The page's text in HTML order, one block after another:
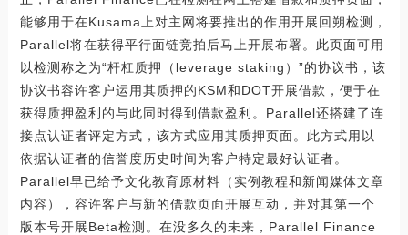
能够用于在Kusama上对主网将要推出的作用开展回朔检测，
Parallel将在获得平行面链竞拍后马上开展布署。此页面可用
以检测称之为“杆杠质押（leverage staking）”的协议书，该
协议书容许客户运用其质押的KSM和DOT开展借款，便于在
获得质押盈利的与此同时得到借款盈利。Parallel还搭建了连
接点认证者评定方式，该方式应用其质押页面。此方式用以
依据认证者的信誉度历史时间为客户特定最好认证者。
Parallel早已给予文化教育原材料（实例教程和新闻媒体文章
内容），容许客户与新的借款页面开展互动，并对其第一个
版本号开展Beta检测。在没多久的未来，Parallel Finance